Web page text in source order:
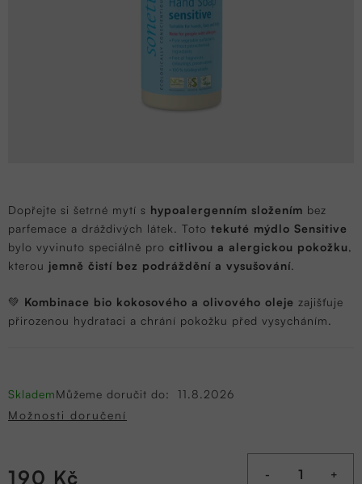
Dopřejte si šetrné mytí s hypoalergenním složením bez
parfemace a dráždivých látek. Toto tekuté mýdlo Sensitive
bylo vyvinuto speciálně pro citlivou a alergickou pokožku,
kterou jemně čistí bez podráždění a vysušování.
💚 Kombinace bio kokosového a olivového oleje zajišťuje
přirozenou hydrataci a chrání pokožku před vysycháním.
SklademMůžeme doručit do:
11.8.2026
Možnosti doručení
190 Kč